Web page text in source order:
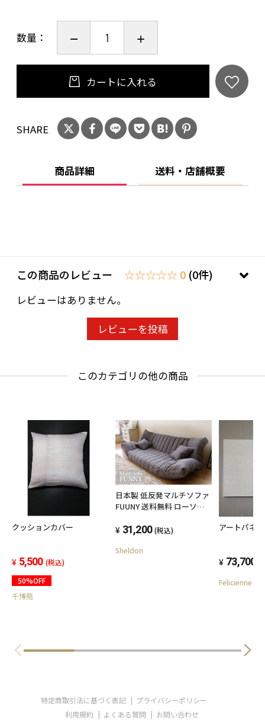
欄」にその旨を記載下さい。出来る限りの対応
はさせて頂きます。
※購入時に「ご注文手続き」画面の「お問合せ
欄」に【兜】もしくは【旗】、名入れをご希望
される方は【お名前】を必ずご記入ください。
ますので予めご了承お願い致します。
素材 ： ステンレス
サイズ： 幅約20ｃｍ、高さ約22ｃｍ、奥行7ｃ
数量：
カートに入れる
SHARE
商品詳細 送料・店舗概要
この商品のレビュー ☆☆☆☆☆ 0 (0件)
レビューはありません。
レビューを投稿
このカテゴリの他の商品
クッションカバー
5,500 (税込)
50%OFF
千博苑
日本製 低反発マルチソファ
FUUNY 送料無料 ローソフ
グ フロアソファー ソファー
おしゃれ シンプル ソファー
31,200 (税込)
Sheldon
アートパネ
73,700
Felicienne [
特定商取引法に基づく表記
プライバシーポリシー
利用規約
よくある質問 お問い合わせ